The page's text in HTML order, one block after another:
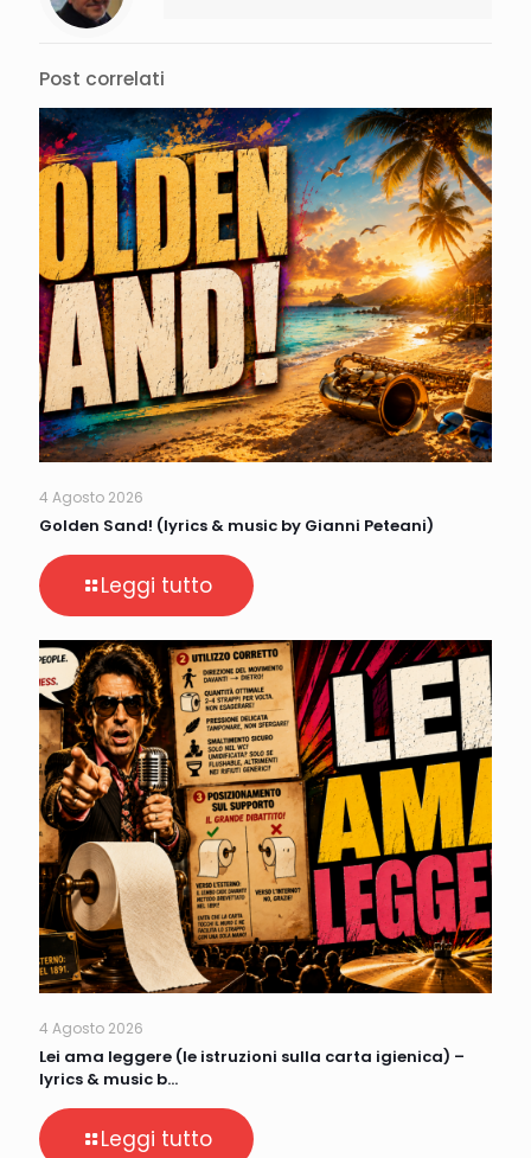
Post correlati
4 Agosto 2026
Golden Sand! (lyrics & music by Gianni Peteani)
Leggi tutto
4 Agosto 2026
Lei ama leggere (le istruzioni sulla carta igienica) –
lyrics & music b…
Leggi tutto